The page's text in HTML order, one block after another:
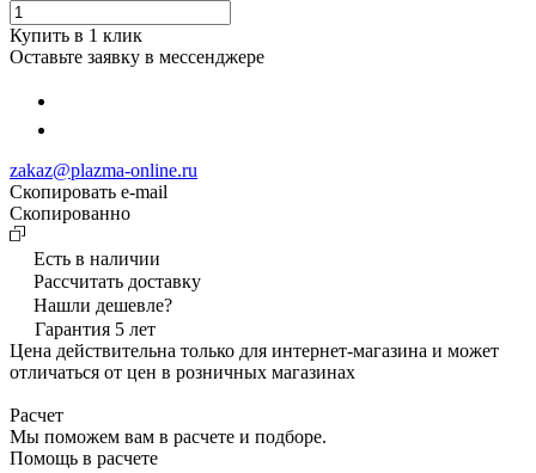
Купить в 1 клик
Оставьте заявку в мессенджере
zakaz@plazma-online.ru
Скопировать e-mail
Cкопированно
Есть в наличии
Рассчитать доставку
Нашли дешевле?
Гарантия 5 лет
Цена действительна только для интернет-магазина и может
отличаться от цен в розничных магазинах
Расчет
Мы поможем вам в расчете и подборе.
Помощь в расчете